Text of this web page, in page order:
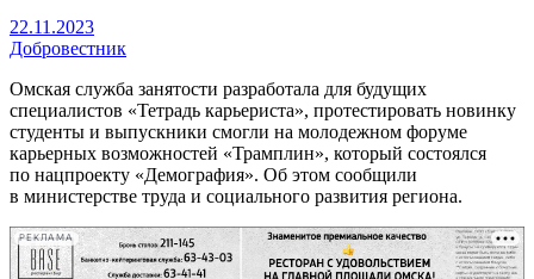
22.11.2023
Добровестник
Омская служба занятости разработала для будущих
специалистов «Тетрадь карьериста», протестировать новинку
студенты и выпускники смогли на молодежном форуме
карьерных возможностей «Трамплин», который состоялся
по нацпроекту «Демография». Об этом сообщили
в министерстве труда и социального развития региона.
РЕКЛАМА